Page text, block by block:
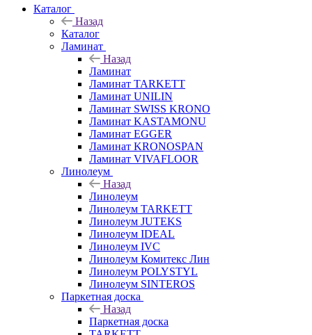
Каталог
Назад
Каталог
Ламинат
Назад
Ламинат
Ламинат TARKETT
Ламинат UNILIN
Ламинат SWISS KRONO
Ламинат KASTAMONU
Ламинат EGGER
Ламинат KRONOSPAN
Ламинат VIVAFLOOR
Линолеум
Назад
Линолеум
Линолеум TARKETT
Линолеум JUTEKS
Линолеум IDEAL
Линолеум IVC
Линолеум Комитекс Лин
Линолеум POLYSTYL
Линолеум SINTEROS
Паркетная доска
Назад
Паркетная доска